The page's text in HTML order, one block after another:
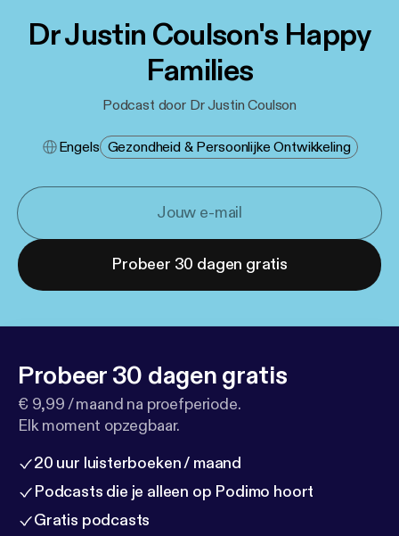
Dr Justin Coulson's Happy
Families
Podcast door Dr Justin Coulson
Engels Gezondheid & Persoonlijke Ontwikkeling
Probeer 30 dagen gratis
Probeer 30 dagen gratis
€ 9,99 / maand na proefperiode.
Elk moment opzegbaar.
20 uur luisterboeken / maand
Podcasts die je alleen op Podimo hoort
Gratis podcasts